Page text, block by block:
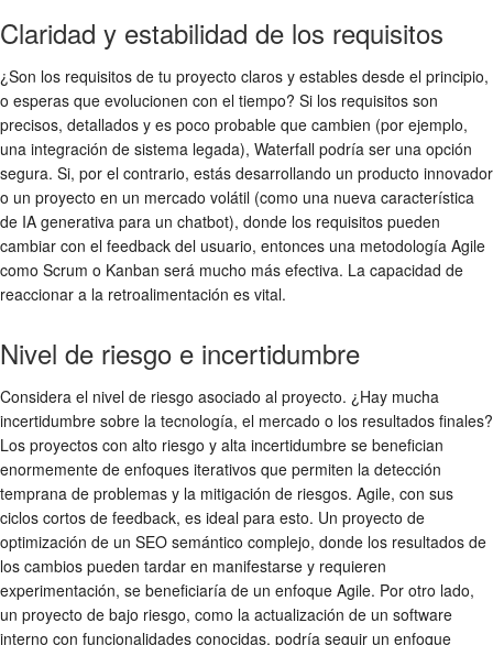
Claridad y estabilidad de los requisitos
¿Son los requisitos de tu proyecto claros y estables desde el principio,
o esperas que evolucionen con el tiempo? Si los requisitos son
precisos, detallados y es poco probable que cambien (por ejemplo,
una integración de sistema legada), Waterfall podría ser una opción
segura. Si, por el contrario, estás desarrollando un producto innovador
o un proyecto en un mercado volátil (como una nueva característica
de IA generativa para un chatbot), donde los requisitos pueden
cambiar con el feedback del usuario, entonces una metodología Agile
como Scrum o Kanban será mucho más efectiva. La capacidad de
reaccionar a la retroalimentación es vital.
Nivel de riesgo e incertidumbre
Considera el nivel de riesgo asociado al proyecto. ¿Hay mucha
incertidumbre sobre la tecnología, el mercado o los resultados finales?
Los proyectos con alto riesgo y alta incertidumbre se benefician
enormemente de enfoques iterativos que permiten la detección
temprana de problemas y la mitigación de riesgos. Agile, con sus
ciclos cortos de feedback, es ideal para esto. Un proyecto de
optimización de un SEO semántico complejo, donde los resultados de
los cambios pueden tardar en manifestarse y requieren
experimentación, se beneficiaría de un enfoque Agile. Por otro lado,
un proyecto de bajo riesgo, como la actualización de un software
interno con funcionalidades conocidas, podría seguir un enfoque